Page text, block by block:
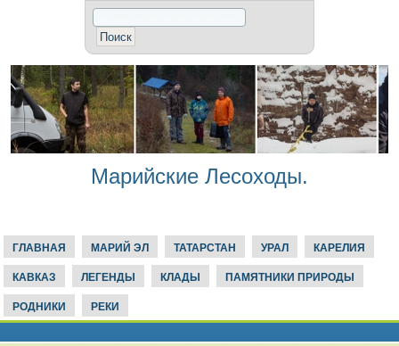
Марийские Лесоходы.
ГЛАВНАЯ МАРИЙ ЭЛ ТАТАРСТАН УРАЛ КАРЕЛИЯ
КАВКАЗ ЛЕГЕНДЫ КЛАДЫ ПАМЯТНИКИ ПРИРОДЫ
РОДНИКИ РЕКИ